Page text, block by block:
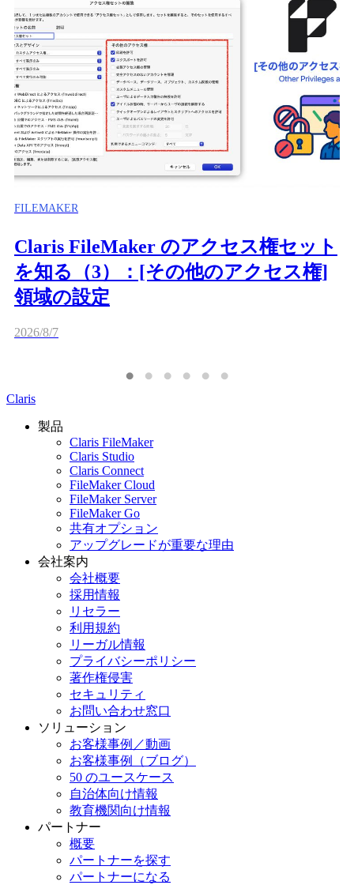
FILEMAKER
Claris FileMaker のアクセス権セット
を知る（3）：[その他のアクセス権]
領域の設定
2026/8/7
Claris
製品
Claris FileMaker
Claris Studio
Claris Connect
FileMaker Cloud
FileMaker Server
FileMaker Go
共有オプション
アップグレードが重要な理由
会社案内
会社概要
採用情報
リセラー
利用規約
リーガル情報
プライバシーポリシー
著作権侵害
セキュリティ
お問い合わせ窓口
ソリューション
お客様事例／動画
お客様事例（ブログ）
50 のユースケース
自治体向け情報
教育機関向け情報
パートナー
概要
パートナーを探す
パートナーになる